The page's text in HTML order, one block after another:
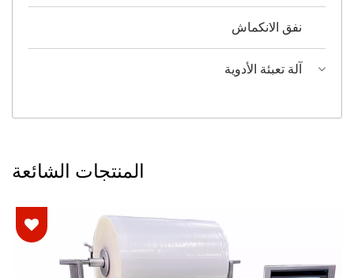
نفق الانكماش
آلة تعبئة الأدوية
المنتجات الشائعة